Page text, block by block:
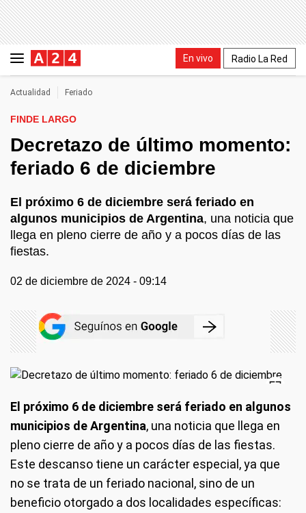
En vivo Radio La Red
Actualidad Feriado
FINDE LARGO
Decretazo de último momento:
feriado 6 de diciembre
El próximo 6 de diciembre será feriado en
algunos municipios de Argentina, una noticia que
llega en pleno cierre de año y a pocos días de las
fiestas.
02 de diciembre de 2024 - 09:14
El próximo 6 de diciembre será feriado en algunos
municipios de Argentina, una noticia que llega en
pleno cierre de año y a pocos días de las fiestas.
Este descanso tiene un carácter especial, ya que
no se trata de un feriado nacional, sino de un
beneficio otorgado a dos localidades específicas: